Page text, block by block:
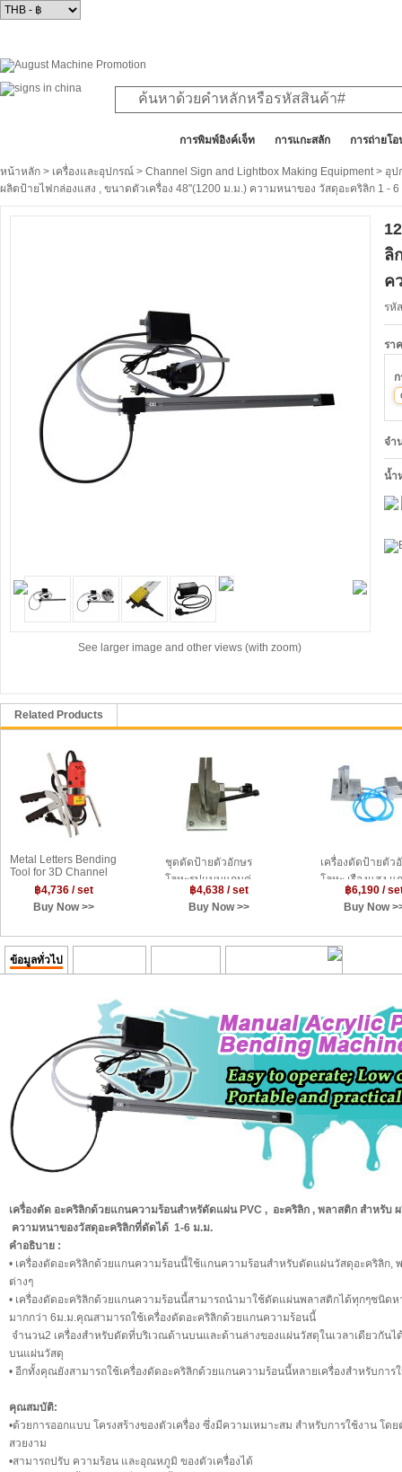
การพิมพ์อิงค์เจ็ท การแกะสลัก การถ่ายโ
หน้าหลัก > เครื่องและอุปกรณ์ > Channel Sign and Lightbox Making Equipment> อุป
ผลิตป้ายไฟกล่องแสง , ขนาดตัวเครื่อง 48"(1200 ม.ม.) ความหนาของ วัสดุอะคริลิก 1 - 6
See larger image and other views (with zoom)
ลิ
ค
รหั
รา
จำ
น้ำ
Related Products
Metal Letters Bending
Tool for 3D Channel
Letters (Enhanced
Version)
฿4,736 / set
Buy Now >>
ชุดดัดป้ายตัวอักษร
โลหะรูปแบบแกนคู่
ระยะความกว้างการดัด
100 ม.ม.--- Dual-axis
Angle Bender
100mm
฿4,638 / set
Buy Now >>
เครื่องดัดป้ายตัว
โลหะ เรืองแสง แ
รูปแบบนิวเมติก
ทำป้ายตัวอักษร เ
Pneumatic
Metal Strip Letter
฿6,190 /
Buy Now
ข้อมูลทั่วไป Transaction History
เครื่องดัด อะคริลิกด้วยแกนความร้อนสำหรัดัดแผ่น PVC , อะคริลิก , พลาสติก สำหรับ
ความหนาของวัสดุอะคริลิกที่ดัดได้ 1-6 ม.ม.
คำอธิบาย :
• เครื่องดัดอะคริลิกด้วยแกนความร้อนนี้ใช้แกนความร้อนสำหรับดัดแผ่นวัสดุอะคริลิก,
ต่างๆ
• เครื่องดัดอะคริลิกด้วยแกนความร้อนนี้สามารถนำมาใช้ดัดแผ่นพลาสติกได้ทุกๆชนิ
มากกว่า 6ม.ม.คุณสามารถใช้เครื่องดัดอะคริลิกด้วยแกนความร้อนนี้
จำนวน2 เครื่องสำหรับดัดที่บริเวณด้านบนและด้านล่างของแผ่นวัสดุในเวลาเดียวกันไ
บนแผ่นวัสดุ
• อีกทั้งคุณยังสามารถใช้เครื่องดัดอะคริลิกด้วยแกนความร้อนนี้หลายเครื่องสำหรับกา
คุณสมบัติ:
•ด้วยการออกแบบ โครงสร้างของตัวเครื่อง ซึ่งมีความเหมาะสม สำหรับการใช้งาน โ
สวยงาม
•สามารถปรับ ความร้อน และอุณหภูมิ ของตัวเครื่องได้